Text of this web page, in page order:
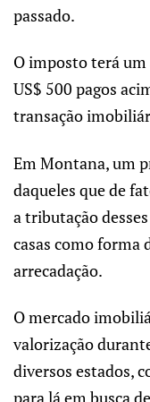
passado.
O imposto terá um
US$ 500 pagos
transação
Em Montana, um
daqueles que de
a tributação
casas como forma
arrecadação.
O mercado
valorização
diversos estados,